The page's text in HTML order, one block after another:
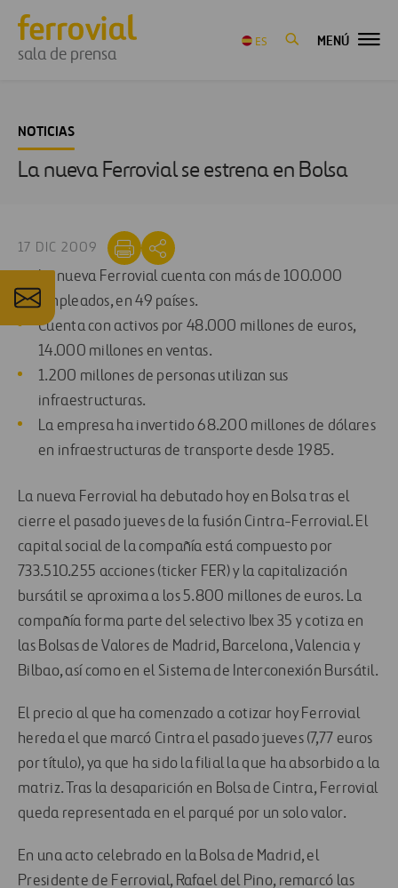
sala de prensa
ES MENÚ
NOTICIAS
La nueva Ferrovial se estrena en Bolsa
17 DIC 2009
La nueva Ferrovial cuenta con más de 100.000
empleados, en 49 países.
Cuenta con activos por 48.000 millones de euros,
14.000 millones en ventas.
1.200 millones de personas utilizan sus
infraestructuras.
La empresa ha invertido 68.200 millones de dólares
en infraestructuras de transporte desde 1985.
La nueva Ferrovial ha debutado hoy en Bolsa tras el
cierre el pasado jueves de la fusión Cintra-Ferrovial. El
capital social de la compañía está compuesto por
733.510.255 acciones (ticker FER) y la capitalización
bursátil se aproxima a los 5.800 millones de euros. La
compañía forma parte del selectivo Ibex 35 y cotiza en
las Bolsas de Valores de Madrid, Barcelona, Valencia y
Bilbao, así como en el Sistema de Interconexión Bursátil.
El precio al que ha comenzado a cotizar hoy Ferrovial
hereda el que marcó Cintra el pasado jueves (7,77 euros
por título), ya que ha sido la filial la que ha absorbido a la
matriz. Tras la desaparición en Bolsa de Cintra, Ferrovial
queda representada en el parqué por un solo valor.
En una acto celebrado en la Bolsa de Madrid, el
Presidente de Ferrovial, Rafael del Pino, remarcó las